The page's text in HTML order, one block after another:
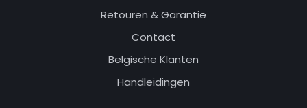
Retouren & Garantie
Contact
Belgische Klanten
Handleidingen